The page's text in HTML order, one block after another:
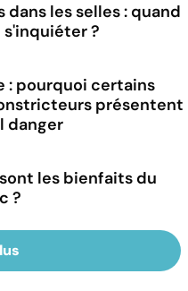
dans les selles : quand
?
: pourquoi certains
présentent
danger
les bienfaits du
?